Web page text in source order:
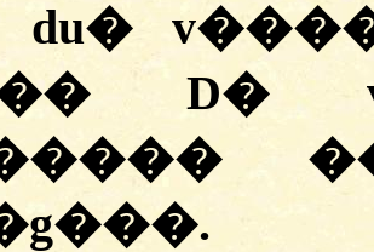
du�
D�